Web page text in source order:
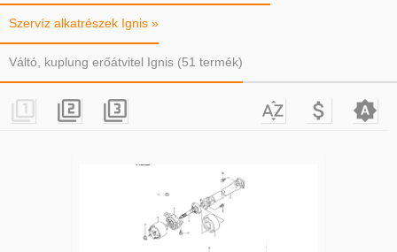
Szervíz alkatrészek Ignis »
Váltó, kuplung erőátvitel Ignis (51 termék)
     